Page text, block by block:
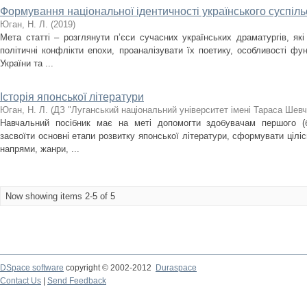
Формування національної ідентичності українського
Юган, Н. Л. (2019)
Мета статті – розглянути п’єси сучасних українських драматургів,
політичні конфлікти епохи, проаналізувати їх поетику, особливості
України та ...
Історія японської літератури
Юган, Н. Л. (ДЗ "Луганський національний університет імені Тараса
Навчальний посібник має на меті допомогти здобувачам першого
засвоїти основні етапи розвитку японської літератури, сформувати
напрями, жанри, ...
Now showing items 2-5 of 5
DSpace software copyright © 2002-2012
Duraspace
Contact Us
Send Feedback